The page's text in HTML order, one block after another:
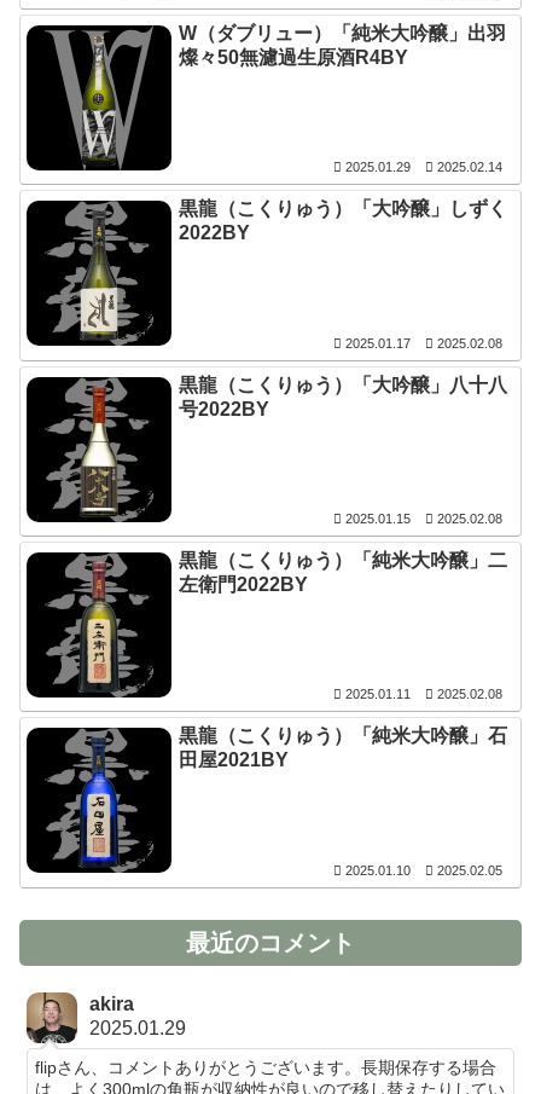
W（ダブリュー）「純米大吟醸」出羽
燦々50無濾過生原酒R4BY
2025.01.29 2025.02.14
黒龍（こくりゅう）「大吟醸」しずく
2022BY
2025.01.17 2025.02.08
黒龍（こくりゅう）「大吟醸」八十八
号2022BY
2025.01.15 2025.02.08
黒龍（こくりゅう）「純米大吟醸」二
左衛門2022BY
2025.01.11 2025.02.08
黒龍（こくりゅう）「純米大吟醸」石
田屋2021BY
2025.01.10 2025.02.05
最近のコメント
akira
2025.01.29
flipさん、コメントありがとうございます。長期保存する場合
は、よく300mlの角瓶が収納性が良いので移し替えたりしてい